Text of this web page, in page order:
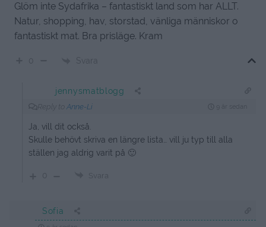
Glöm inte Sydafrika – fantastiskt land som har ALLT.
Natur, shopping, hav, storstad, vänliga människor o
fantastiskt mat. Bra prisläge. Kram
0 Svara
jennysmatblogg
Anne-Li
Ja, vill dit också.
Skulle behövt skriva en längre lista… vill ju typ till alla
ställen jag aldrig varit på 🙂
0 Svara
Sofia